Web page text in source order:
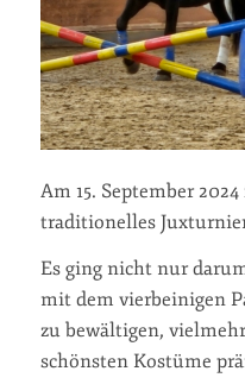
Am 15. September
traditionelles
Es ging nicht nur
mit dem vierbeinigen
zu bewältigen,
schönsten Kostüme